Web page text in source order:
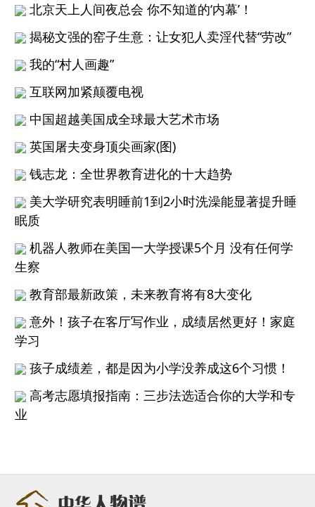
北京天上人间夜总会 你不知道的‘内幕’！
揭秘文强的窑子生意：让女犯人卖淫代替“劳改”
我的“村人画趣”
互联网加紧颠覆电视
中国超越美国成全球最大艺术市场
英国屠夫变身顶尖画家(图)
钱志龙：全世界教育进化的十大趋势
美大学研究表明睡前1到2小时洗澡能显著提升睡
眠质
机器人教师在美国一大学授课5个月 没有任何学
生察
教育部最新政策，未来教育将有8大变化
意外！孩子在客厅写作业，成绩居然更好！家庭
学习
孩子成绩差，都是因为小学没养成这6个习惯！
高考志愿填报指南：三步法选适合你的大学和专
业